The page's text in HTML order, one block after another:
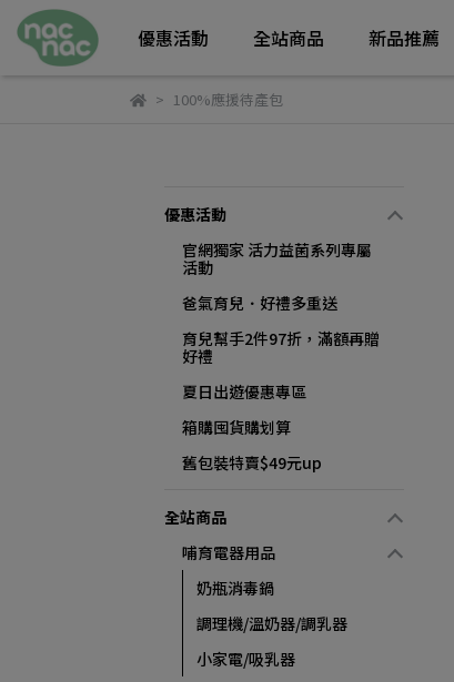
優惠活動 全站商品 新品推薦
100%應援待產包
優惠活動
官網獨家 活力益菌系列專屬
活動
爸氣育兒．好禮多重送
育兒幫手2件97折，滿額再贈
好禮
夏日出遊優惠專區
箱購囤貨購划算
舊包裝特賣$49元up
全站商品
哺育電器用品
奶瓶消毒鍋
調理機/溫奶器/調乳器
小家電/吸乳器